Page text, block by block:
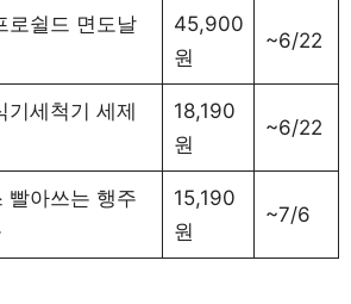
로쉴드 면도날
45,900
원
~6/22
기세척기 세제
18,190
원
~6/22
빨아쓰는 행주
15,190
원
~7/6